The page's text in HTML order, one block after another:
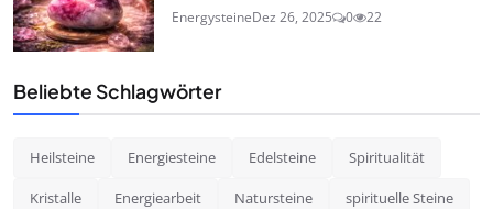
EnergysteineDez 26, 2025 0 22
Beliebte Schlagwörter
Heilsteine Energiesteine Edelsteine Spiritualität
Kristalle Energiearbeit Natursteine spirituelle Steine